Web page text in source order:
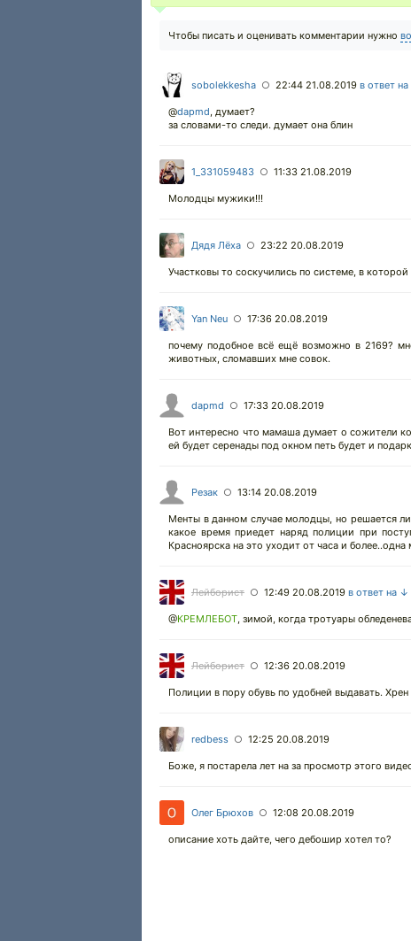
Чтобы писать и оценивать комментарии нужно
sobolekkesha ○ 22:44 21.08.2019 в ответ
@dapmd, думает?
за словами-то следи. думает она блин
1_331059483 ○ 11:33 21.08.2019
Молодцы мужики!!!
Дядя Лёха ○ 23:22 20.08.2019
Участковы то соскучились по системе, в
Yan Neu ○ 17:36 20.08.2019
почему подобное всё ещё возможно в 2169?
животных, сломавших мне совок.
dapmd ○ 17:33 20.08.2019
Вот интересно что мамаша думает о сожители
ей будет серенады под окном петь будет и
Резак ○ 13:14 20.08.2019
Менты в данном случае молодцы, но решается
какое время приедет наряд полиции при
Красноярска на это уходит от часа и
Лейборист ○ 12:49 20.08.2019 в ответ на ↓
@КРЕМЛЕБОТ, зимой, когда тротуары
Лейборист ○ 12:36 20.08.2019
Полиции в пору обувь по удобней выдавать. Хрен
redbess ○ 12:25 20.08.2019
Боже, я постарела лет на за просмотр этого
Олег Брюхов ○ 12:08 20.08.2019
описание хоть дайте, чего дебошир хотел то?